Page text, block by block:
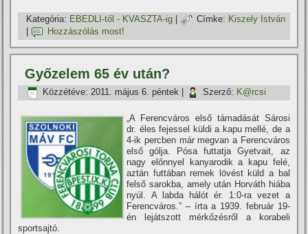
Kategória: EBEDLI-től - KVASZTA-ig | Címke: Kiszely István
Hozzászólás most!
Győzelem 65 év után?
Közzétéve: 2011. május 6. péntek Szerző: K@rcsi
„A Ferencváros első támadását Sárosi
dr. éles fejessel küldi a kapu mellé, de a
4-ik percben már megvan a Ferencváros
első gólja. Pósa futtatja Gyetvait, az
nagy előnnyel kanyarodik a kapu felé,
aztán futtában remek lövést küld a bal
felső sarokba, amely után Horváth hiába
nyúl. A labda hálót ér. 1:0-ra vezet a
Ferencváros.” – í­rta a 1939. február 19-
én lejátszott mérkőzésről a korabeli
sportsajtó.